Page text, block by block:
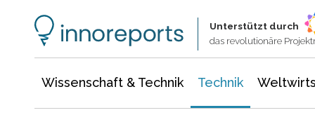
Unterstützt durch
das revolutionäre
Wissenschaft & Technik Technik